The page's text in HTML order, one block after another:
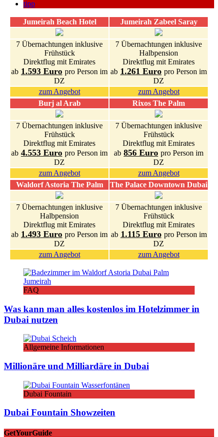
tipp
Jumeirah Beach Hotel Jumeirah Zabeel Saray
7 Übernachtungen inklusive
Frühstück
Direktflug mit Emirates
ab 1.593 Euro pro Person im
DZ
7 Übernachtungen inklusive
Halbpension
Direktflug mit Emirates
ab 1.261 Euro pro Person im
DZ
zum Angebot
zum Angebot
Burj al Arab
Rixos The Palm
7 Übernachtungen inklusive
Frühstück
Direktflug mit Emirates
ab 4.553 Euro pro Person im
DZ
7 Übernachtungen inklusive
Frühstück
Direktflug mit Emirates
ab 856 Euro pro Person im
DZ
zum Angebot
zum Angebot
Waldorf Astoria The Palm
The Palace Downtown Dubai
7 Übernachtungen inklusive
Halbpension
Direktflug mit Emirates
ab 1.493 Euro pro Person im
DZ
7 Übernachtungen inklusive
Frühstück
Direktflug mit Emirates
ab 1.115 Euro pro Person im
DZ
zum Angebot
zum Angebot
FAQ
Was kann man alles kostenlos im Hotelzimmer in
Dubai nutzen
Allgemeine Informationen
Millionäre und Milliardäre in Dubai
Dubai Fountain
Dubai Fountain Showzeiten
GetYourGuide